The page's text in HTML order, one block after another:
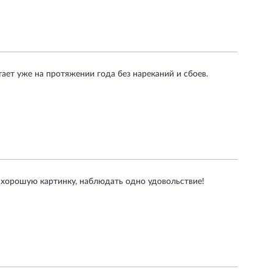
уже на протяжении года без нареканий и сбоев.
картинку, наблюдать одно удовольствие!